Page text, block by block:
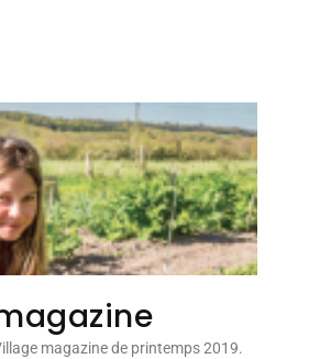
magazine de printemps 2019.